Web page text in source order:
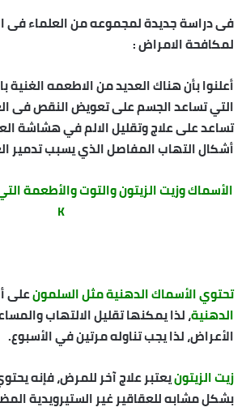
فى دراسة جديدة لمجموعه من العلماء فى
لمكافحة الامراض :
أعلنوا بأن هناك العديد من الاطعمه الغنية
التي تساعد الجسم على تعويض النقص فى
تساعد على علاج وتقليل الالم في هشاشة
أشكال التهاب المفاصل الذي يسبب تدمير
الأسماك وزيت الزيتون والتوت والأطعمة
K
تحتوي الأسماك الدهنية مثل السلمونعلى
الدهنية، لذا يمكنها تقليل الالتهاب
الأعراض، لذا يجب تناوله مرتين في الأسبوع.
زيت الزيتونيعتبر علاج آخر للمرض، فإنه
بشكل مشابه للعقاقير غير الستيرويدية